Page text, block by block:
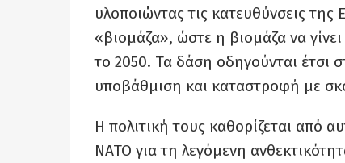
υλοποιώντας τις κατευθύνσεις
«βιομάζα», ώστε η βιομάζα να
το 2050. Τα δάση οδηγούνται έτσι
υποβάθμιση και καταστροφή με
Η πολιτική τους καθορίζεται από
ΝΑΤΟ για τη λεγόμενη